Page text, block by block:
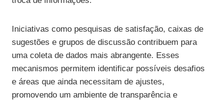
Iniciativas como pesquisas de satisfação, caixas de
sugestões e grupos de discussão contribuem para
uma coleta de dados mais abrangente. Esses
mecanismos permitem identificar possíveis desafios
e áreas que ainda necessitam de ajustes,
promovendo um ambiente de transparência e